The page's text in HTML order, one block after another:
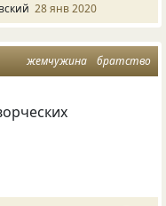
28 янв 2020
жемчужина братство